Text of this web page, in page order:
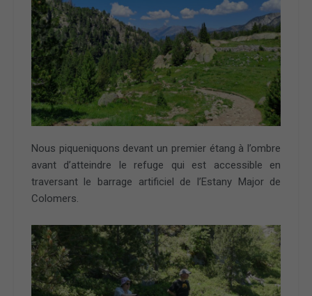
Nous piqueniquons devant un premier étang à l’ombre
avant d’atteindre le refuge qui est accessible en
traversant le barrage artificiel de l’Estany Major de
Colomers.